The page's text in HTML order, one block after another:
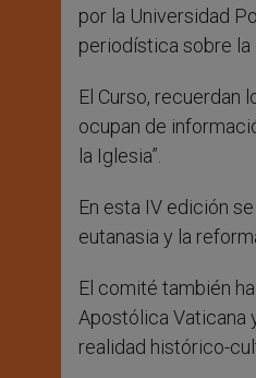
por la Universidad
periodística sobre la
El Curso, recuerdan
ocupan de
la Iglesia”.
En esta IV edición
eutanasia y la
El comité también
Apostólica Vaticana
realidad histórico-